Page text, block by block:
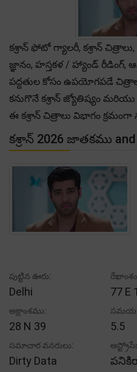
కశ్రాన్ ఫోటో గ్యాలరీ, కశ్రాన్
జ్ఞానం, హస్తకళ / హ్యాండ్ రీడింగ్,
పద్దతుల కోసం ఉపయోగపడే
కనుగొనే కశ్రాన్ జ్యోతిష్యం మరియు
ఈ కశ్రాన్ చిత్రాలు విభాగం క్రమంగా
కశ్రాన్ 2026 జాతకము and
పుట్టిన ఊరు:
Delhi 77 E
అక్షాంశము:
28 N 39
సమయ
5.5
సమాచార వనరులు:
Dirty Data